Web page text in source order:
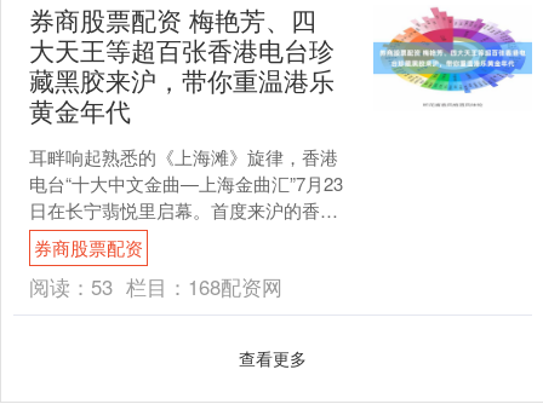
券商股票配资 梅艳芳、四
大天王等超百张香港电台珍
藏黑胶来沪，带你重温港乐
黄金年代
耳畔响起熟悉的《上海滩》旋律，香港
电台“十大中文金曲—上海金曲汇”7月23
日在长宁翡悦里启幕。首度来沪的香港
唱片足印展，带来梅艳芳、张国荣、四
大天王、林忆莲等一....
券商股票配资
阅读： 53 栏目： 168配资网
查看更多